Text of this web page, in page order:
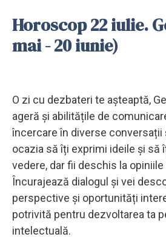
Horoscop 22 iulie.
mai - 20 iunie)
O zi cu dezbateri te așteaptă,
ageră și abilitățile de
încercare în diverse conversații
ocazia să îți exprimi ideile și să
vedere, dar fii deschis la
Încurajează dialogul și vei
perspective și oportunități
potrivită pentru dezvoltarea ta
intelectuală.